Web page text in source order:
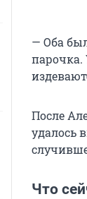
— Оба
парочка.
После
удалось
Что